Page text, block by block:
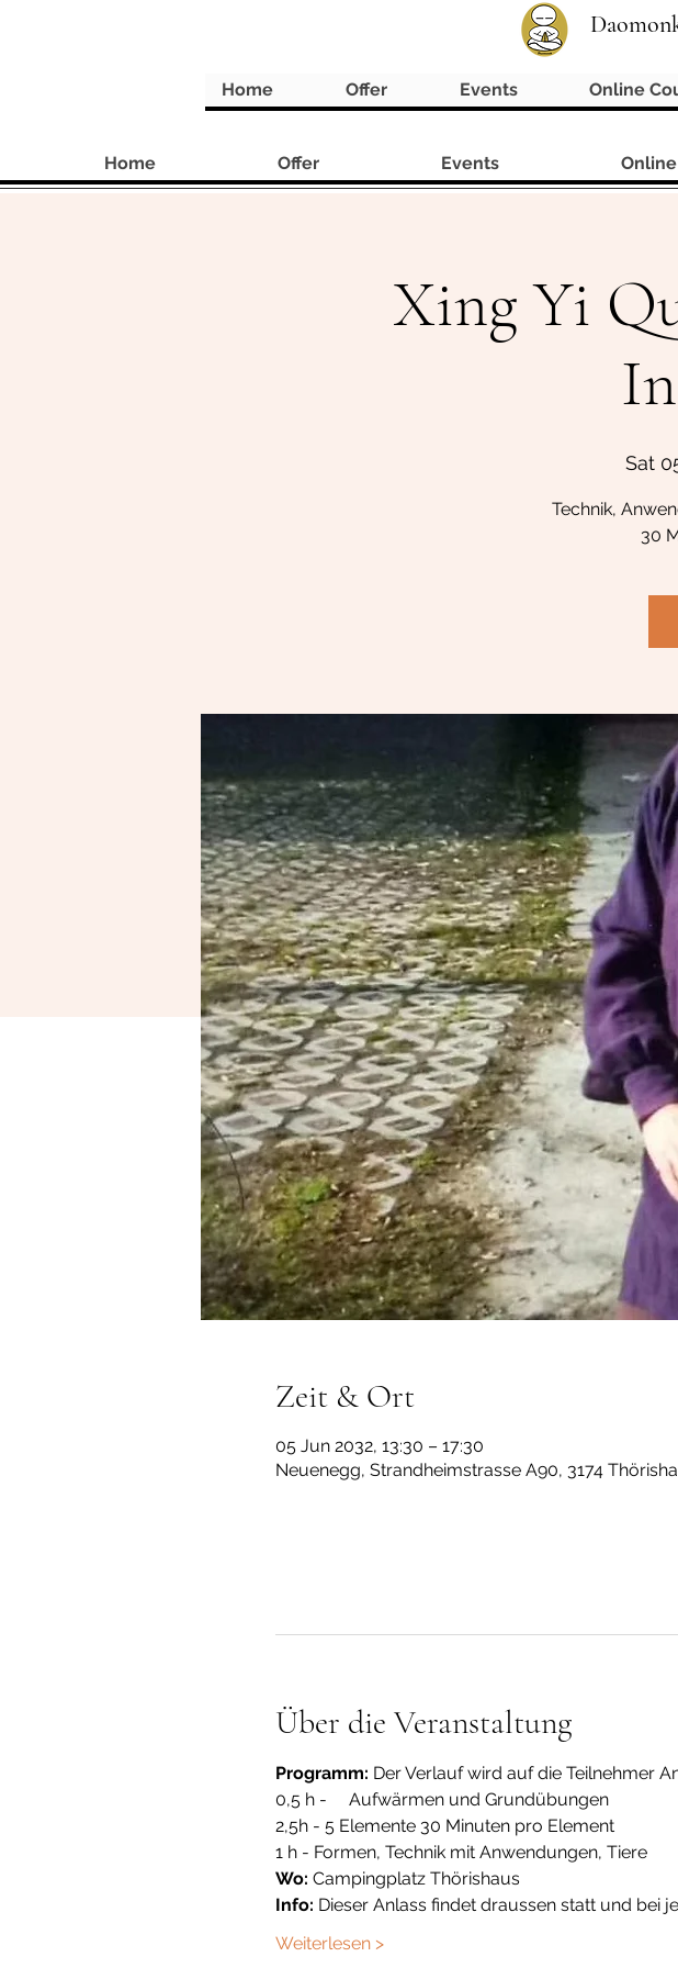
Home Offer Events Online
Xing Yi
Sat
Technik,
30
Zeit & Ort
05 Jun 2032, 13:30 – 17:30
Neuenegg, Strandheimstrasse A90, 3174
Über die Veranstaltung
Programm: Der Verlauf wird auf die Teilnehmer
0,5 h -     Aufwärmen und Grundübungen
2,5h - 5 Elemente 30 Minuten pro Element
1 h - Formen, Technik mit Anwendungen, Tiere
Wo: Campingplatz Thörishaus
Info: Dieser Anlass findet draussen statt und bei
Weiterlesen >
Home Offer Events